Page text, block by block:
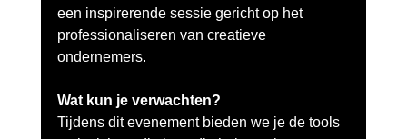
een inspirerende sessie gericht op het
professionaliseren van creatieve
ondernemers.
Wat kun je verwachten?
Tijdens dit evenement bieden we je de tools